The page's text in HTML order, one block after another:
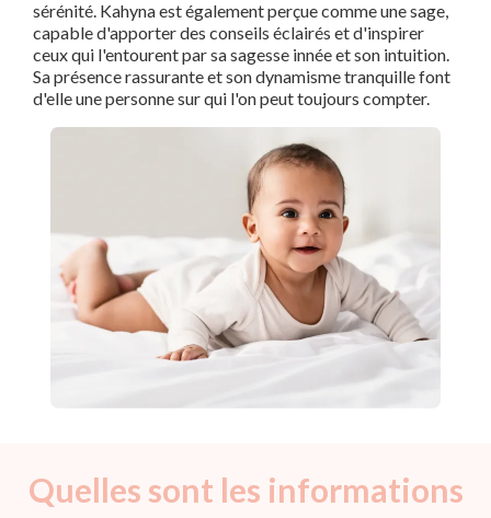
sérénité. Kahyna est également perçue comme une sage,
capable d'apporter des conseils éclairés et d'inspirer
ceux qui l'entourent par sa sagesse innée et son intuition.
Sa présence rassurante et son dynamisme tranquille font
d'elle une personne sur qui l'on peut toujours compter.
Quelles sont les informations